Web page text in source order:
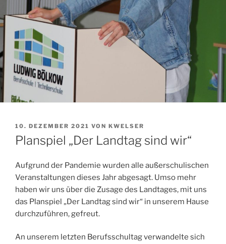
VERÖFFENTLICHT
AM
10. DEZEMBER 2021 VON KWELSER
Planspiel „Der Landtag sind wir“
Aufgrund der Pandemie wurden alle außerschulischen
Veranstaltungen dieses Jahr abgesagt. Umso mehr
haben wir uns über die Zusage des Landtages, mit uns
das Planspiel „Der Landtag sind wir“ in unserem Hause
durchzuführen, gefreut.
An unserem letzten Berufsschultag verwandelte sich